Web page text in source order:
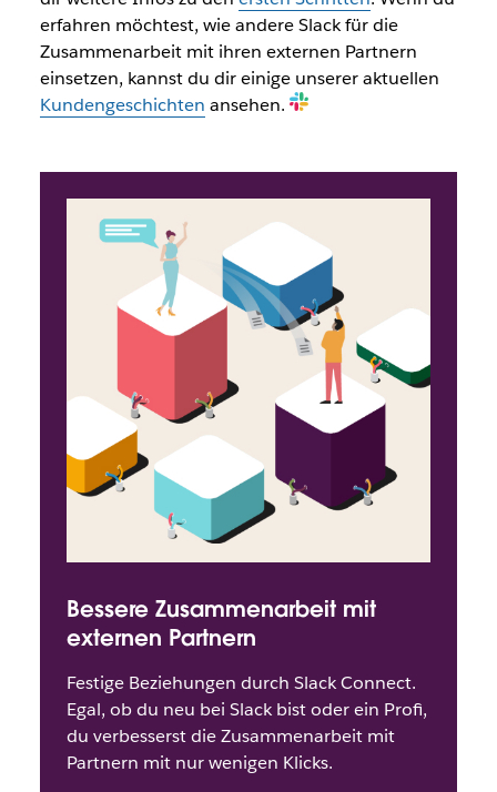
erfahren möchtest, wie andere Slack für die
Zusammenarbeit mit ihren externen Partnern
einsetzen, kannst du dir einige unserer aktuellen
Kundengeschichten ansehen.
Bessere Zusammenarbeit mit
externen Partnern
Festige Beziehungen durch Slack Connect.
Egal, ob du neu bei Slack bist oder ein Profi,
du verbesserst die Zusammenarbeit mit
Partnern mit nur wenigen Klicks.